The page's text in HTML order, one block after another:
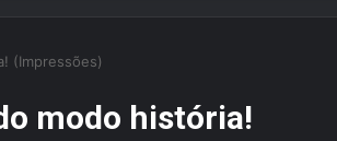
(Impressões)
modo história!